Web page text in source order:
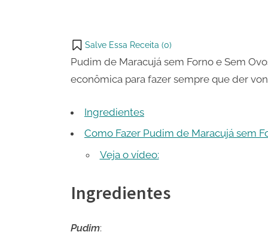
X
Salve Essa Receita (0)
Pudim de Maracujá sem Forno e Sem
econômica para fazer sempre que der
Ingredientes
Como Fazer Pudim de Maracujá sem
Veja o vídeo:
Ingredientes
Pudim: